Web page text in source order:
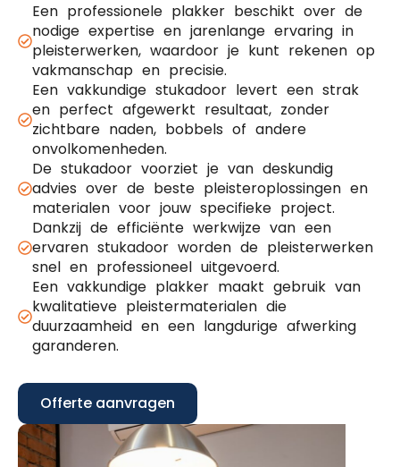
Een professionele plakker beschikt over de
nodige expertise en jarenlange ervaring in
pleisterwerken, waardoor je kunt rekenen op
vakmanschap en precisie.
Een vakkundige stukadoor levert een strak
en perfect afgewerkt resultaat, zonder
zichtbare naden, bobbels of andere
onvolkomenheden.
De stukadoor voorziet je van deskundig
advies over de beste pleisteroplossingen en
materialen voor jouw specifieke project.
Dankzij de efficiënte werkwijze van een
ervaren stukadoor worden de pleisterwerken
snel en professioneel uitgevoerd.
Een vakkundige plakker maakt gebruik van
kwalitatieve pleistermaterialen die
duurzaamheid en een langdurige afwerking
garanderen.
Offerte aanvragen